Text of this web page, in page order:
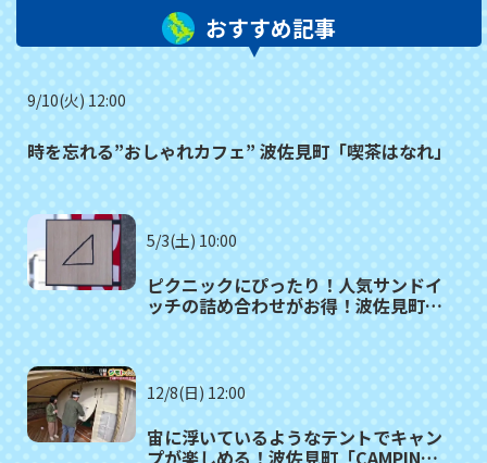
おすすめ記事
9/10(火) 12:00
時を忘れる”おしゃれカフェ” 波佐見町「喫茶はなれ」
5/3(土) 10:00
ピクニックにぴったり！人気サンドイ
ッチの詰め合わせがお得！波佐見町
12/8(日) 12:00
宙に浮いているようなテントでキャン